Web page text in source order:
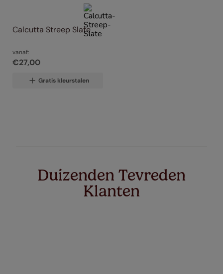
Calcutta Streep Slate
vanaf:
€27,00
Gratis kleurstalen
Duizenden Tevreden
Klanten